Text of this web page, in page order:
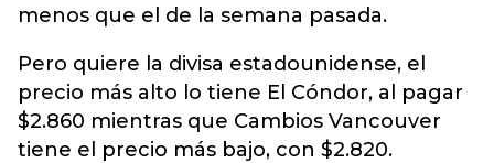
menos que el de la semana pasada.
Pero quiere la divisa estadounidense, el
precio más alto lo tiene El Cóndor, al pagar
$2.860 mientras que Cambios Vancouver
tiene el precio más bajo, con $2.820.